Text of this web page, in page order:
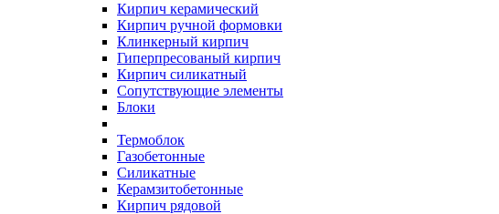
Кирпич керамический
Кирпич ручной формовки
Клинкерный кирпич
Гиперпресованый кирпич
Кирпич силикатный
Сопутствующие элементы
Блоки
Термоблок
Газобетонные
Силикатные
Керамзитобетонные
Кирпич рядовой